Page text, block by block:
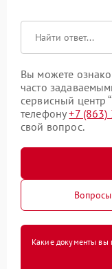
Вы можете
часто
сервисный центр
телефону+7
свой вопрос.
Какие документы вы